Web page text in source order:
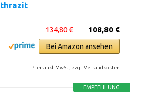
108,80 €
134,80 €
Bei Amazon ansehen
Preis inkl. MwSt., zzgl. Versandkosten
EMPFEHLUNG